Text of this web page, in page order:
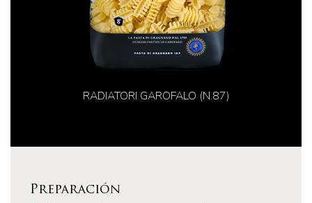
RADIATORI GAROFALO (N.87)
Preparación